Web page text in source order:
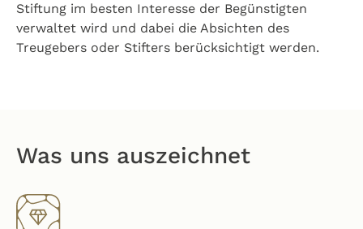
Stiftung im besten Interesse der Begünstigten
verwaltet wird und dabei die Absichten des
Treugebers oder Stifters berücksichtigt werden.
Was uns auszeichnet